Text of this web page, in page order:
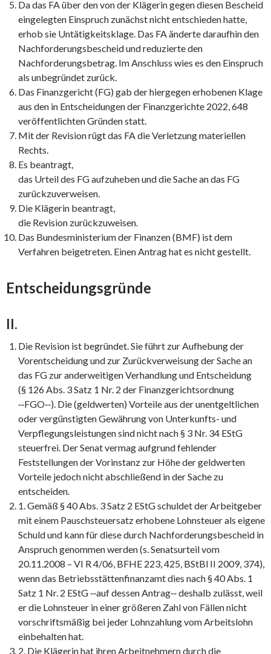
Da das FA über den von der Klägerin gegen diesen Bescheid
eingelegten Einspruch zunächst nicht entschieden hatte,
erhob sie Untätigkeitsklage. Das FA änderte daraufhin den
Nachforderungsbescheid und reduzierte den
Nachforderungsbetrag. Im Anschluss wies es den Einspruch
als unbegründet zurück.
Das Finanzgericht (FG) gab der hiergegen erhobenen Klage
aus den in Entscheidungen der Finanzgerichte 2022, 648
veröffentlichten Gründen statt.
Mit der Revision rügt das FA die Verletzung materiellen
Rechts.
Es beantragt,
das Urteil des FG aufzuheben und die Sache an das FG
zurückzuverweisen.
Die Klägerin beantragt,
die Revision zurückzuweisen.
Das Bundesministerium der Finanzen (BMF) ist dem
Verfahren beigetreten. Einen Antrag hat es nicht gestellt.
Entscheidungsgründe
II.
Die Revision ist begründet. Sie führt zur Aufhebung der
Vorentscheidung und zur Zurückverweisung der Sache an
das FG zur anderweitigen Verhandlung und Entscheidung
(§ 126 Abs. 3 Satz 1 Nr. 2 der Finanzgerichtsordnung
‑‑FGO‑‑). Die (geldwerten) Vorteile aus der unentgeltlichen
oder vergünstigten Gewährung von Unterkunfts- und
Verpflegungsleistungen sind nicht nach § 3 Nr. 34 EStG
steuerfrei. Der Senat vermag aufgrund fehlender
Feststellungen der Vorinstanz zur Höhe der geldwerten
Vorteile jedoch nicht abschließend in der Sache zu
entscheiden.
1. Gemäß § 40 Abs. 3 Satz 2 EStG schuldet der Arbeitgeber
mit einem Pauschsteuersatz erhobene Lohnsteuer als eigene
Schuld und kann für diese durch Nachforderungsbescheid in
Anspruch genommen werden (s. Senatsurteil vom
20.11.2008 – VI R 4/06, BFHE 223, 425, BStBl II 2009, 374),
wenn das Betriebsstättenfinanzamt dies nach § 40 Abs. 1
Satz 1 Nr. 2 EStG ‑‑auf dessen Antrag‑‑ deshalb zulässt, weil
er die Lohnsteuer in einer größeren Zahl von Fällen nicht
vorschriftsmäßig bei jeder Lohnzahlung vom Arbeitslohn
einbehalten hat.
2. Die Klägerin hat ihren Arbeitnehmern durch die